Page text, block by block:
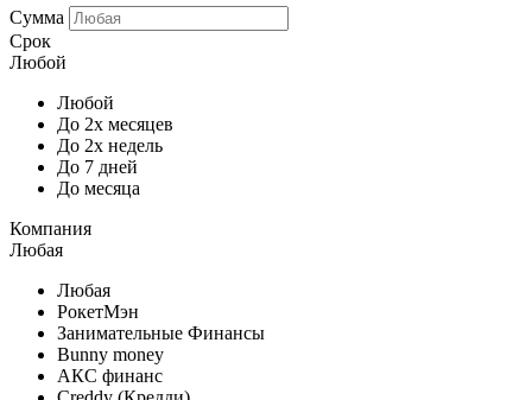
Сумма
Срок
Любой
Любой
До 2х месяцев
До 2х недель
До 7 дней
До месяца
Компания
Любая
Любая
РокетМэн
Занимательные Финансы
Bunny money
АКС финанс